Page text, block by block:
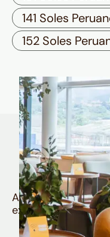
141 Soles
152 Soles
Quem
Aproveite todos
exclusivas da sua